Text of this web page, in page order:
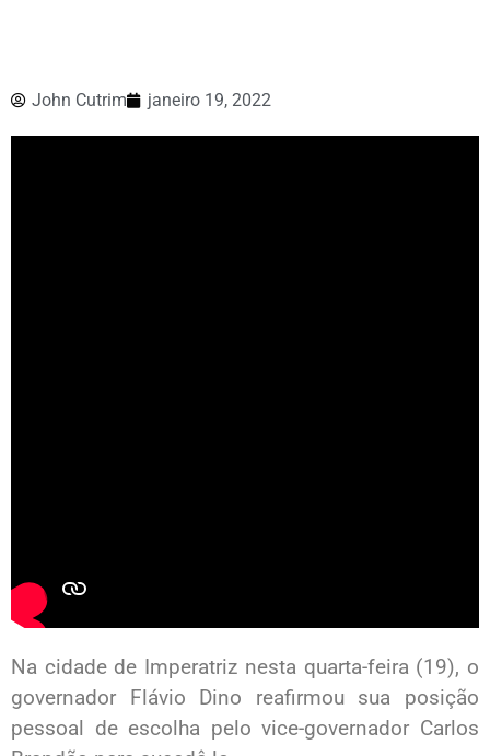
John Cutrim janeiro 19, 2022
Na cidade de Imperatriz nesta quarta-feira (19), o
governador Flávio Dino reafirmou sua posição
pessoal de escolha pelo vice-governador Carlos